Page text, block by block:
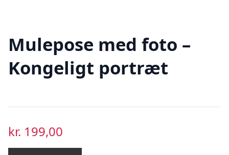
Mulepose med foto –
Kongeligt portræt
kr. 199,00